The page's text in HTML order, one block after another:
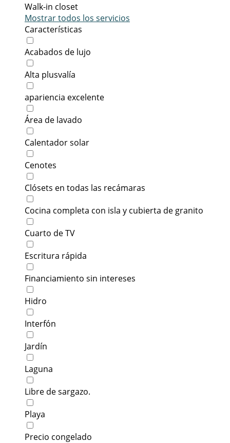
Walk-in closet
Mostrar todos los servicios
Características
Acabados de lujo
Alta plusvalía
apariencia excelente
Área de lavado
Calentador solar
Cenotes
Clósets en todas las recámaras
Cocina completa con isla y cubierta de granito
Cuarto de TV
Escritura rápida
Financiamiento sin intereses
Hidro
Interfón
Jardín
Laguna
Libre de sargazo.
Playa
Precio congelado